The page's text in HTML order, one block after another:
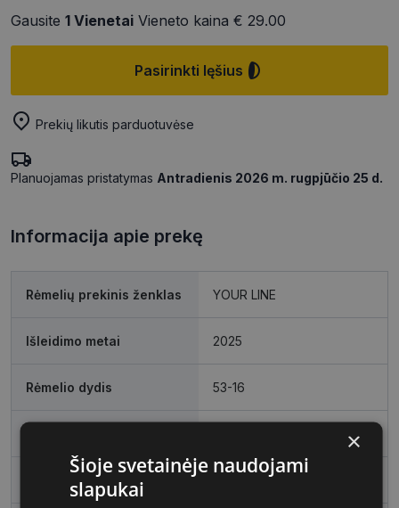
Gausite 1 Vienetai Vieneto kaina € 29.00
Pasirinkti lęšius
Prekių likutis parduotuvėse
Planuojamas pristatymas Antradienis 2026 m. rugpjūčio 25 d.
Informacija apie prekę
Rėmelių prekinis ženklas YOUR LINE
Išleidimo metai 2025
Rėmelio dydis 53-16
Rėmelio spalva
×
Šioje svetainėje naudojami
slapukai